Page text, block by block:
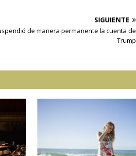
SIGUIENTE
de manera permanente la cuenta de
Trump